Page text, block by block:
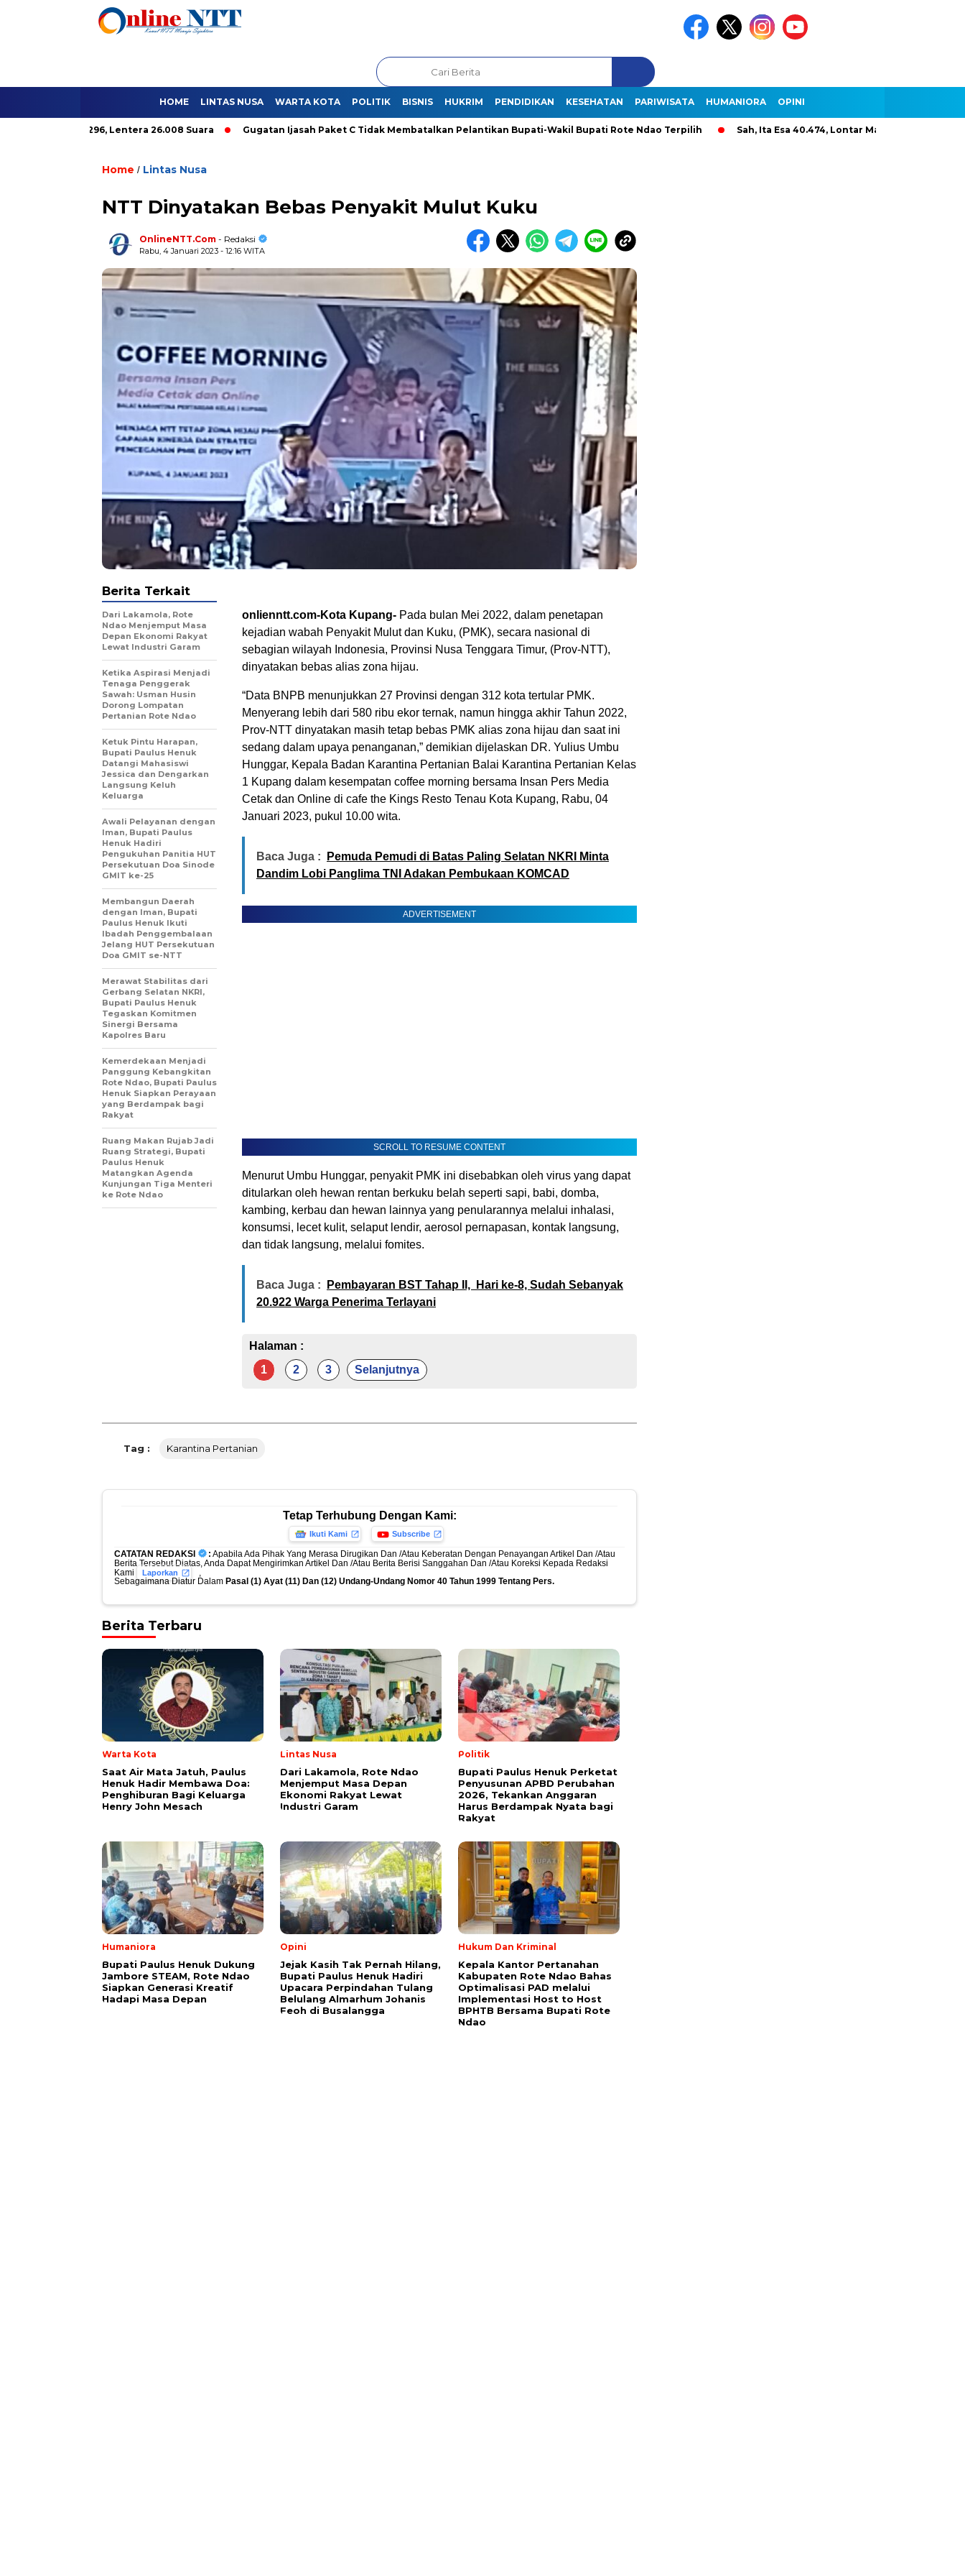
HOME LINTAS NUSA WARTA KOTA POLITIK BISNIS HUKRIM PENDIDIKAN KESEHATAN PARIWISATA HUMANIORA OPINI
Hanya 9.296, Lentera 26.008 Suara Gugatan Ijasah Paket C Tidak Membatalkan Pelantikan Bupati-Wakil Bupati Rote Ndao Terpilih Sah, Ita Esa 40.474, Lontar Malole Hanya 9.296,
Home / Lintas Nusa
NTT Dinyatakan Bebas Penyakit Mulut Kuku
OnlineNTT.Com - Redaksi
Rabu, 4 Januari 2023 - 12:16 WITA
onlienntt.com-Kota Kupang- Pada bulan Mei 2022, dalam penetapan
kejadian wabah Penyakit Mulut dan Kuku, (PMK), secara nasional di
sebagian wilayah Indonesia, Provinsi Nusa Tenggara Timur, (Prov-NTT),
dinyatakan bebas alias zona hijau.
“Data BNPB menunjukkan 27 Provinsi dengan 312 kota tertular PMK.
Menyerang lebih dari 580 ribu ekor ternak, namun hingga akhir Tahun 2022,
Prov-NTT dinyatakan masih tetap bebas PMK alias zona hijau dan saat ini
sedang dalam upaya penanganan,” demikian dijelaskan DR. Yulius Umbu
Hunggar, Kepala Badan Karantina Pertanian Balai Karantina Pertanian Kelas
1 Kupang dalam kesempatan coffee morning bersama Insan Pers Media
Cetak dan Online di cafe the Kings Resto Tenau Kota Kupang, Rabu, 04
Januari 2023, pukul 10.00 wita.
Baca Juga :
Pemuda Pemudi di Batas Paling Selatan NKRI Minta
Dandim Lobi Panglima TNI Adakan Pembukaan KOMCAD
ADVERTISEMENT
SCROLL TO RESUME CONTENT
Menurut Umbu Hunggar, penyakit PMK ini disebabkan oleh virus yang dapat
ditularkan oleh hewan rentan berkuku belah seperti sapi, babi, domba,
kambing, kerbau dan hewan lainnya yang penularannya melalui inhalasi,
konsumsi, lecet kulit, selaput lendir, aerosol pernapasan, kontak langsung,
dan tidak langsung, melalui fomites.
Baca Juga :
Pembayaran BST Tahap II, Hari ke-8, Sudah Sebanyak
20.922 Warga Penerima Terlayani
Halaman :
1
2 3 Selanjutnya
Berita Terkait
Dari Lakamola, Rote
Ndao Menjemput Masa
Depan Ekonomi Rakyat
Lewat Industri Garam
Ketika Aspirasi Menjadi
Tenaga Penggerak
Sawah: Usman Husin
Dorong Lompatan
Pertanian Rote Ndao
Ketuk Pintu Harapan,
Bupati Paulus Henuk
Datangi Mahasiswi
Jessica dan Dengarkan
Langsung Keluh
Keluarga
Awali Pelayanan dengan
Iman, Bupati Paulus
Henuk Hadiri
Pengukuhan Panitia HUT
Persekutuan Doa Sinode
GMIT ke-25
Membangun Daerah
dengan Iman, Bupati
Paulus Henuk Ikuti
Ibadah Penggembalaan
Jelang HUT Persekutuan
Doa GMIT se-NTT
Merawat Stabilitas dari
Gerbang Selatan NKRI,
Bupati Paulus Henuk
Tegaskan Komitmen
Sinergi Bersama
Kapolres Baru
Kemerdekaan Menjadi
Panggung Kebangkitan
Rote Ndao, Bupati Paulus
Henuk Siapkan Perayaan
yang Berdampak bagi
Rakyat
Ruang Makan Rujab Jadi
Ruang Strategi, Bupati
Paulus Henuk
Matangkan Agenda
Kunjungan Tiga Menteri
ke Rote Ndao
Tag : Karantina Pertanian
Tetap Terhubung Dengan Kami:
Ikuti Kami Subscribe
CATATAN REDAKSI : Apabila Ada Pihak Yang Merasa Dirugikan Dan /Atau Keberatan Dengan Penayangan Artikel Dan /Atau
Berita Tersebut Diatas, Anda Dapat Mengirimkan Artikel Dan /Atau Berita Berisi Sanggahan Dan /Atau Koreksi Kepada Redaksi
Kami
Laporkan
Sebagaimana Diatur Dalam Pasal (1) Ayat (11) Dan (12) Undang-Undang Nomor 40 Tahun 1999 Tentang Pers.
Berita Terbaru
Warta Kota
Saat Air Mata Jatuh, Paulus
Henuk Hadir Membawa Doa:
Penghiburan Bagi Keluarga
Henry John Mesach
Lintas Nusa
Dari Lakamola, Rote Ndao
Menjemput Masa Depan
Ekonomi Rakyat Lewat
Industri Garam
Politik
Bupati Paulus Henuk Perketat
Penyusunan APBD Perubahan
2026, Tekankan Anggaran
Harus Berdampak Nyata bagi
Rakyat
Humaniora
Bupati Paulus Henuk Dukung
Jambore STEAM, Rote Ndao
Siapkan Generasi Kreatif
Hadapi Masa Depan
Opini
Jejak Kasih Tak Pernah Hilang,
Bupati Paulus Henuk Hadiri
Upacara Perpindahan Tulang
Belulang Almarhum Johanis
Feoh di Busalangga
Hukum Dan Kriminal
Kepala Kantor Pertanahan
Kabupaten Rote Ndao Bahas
Optimalisasi PAD melalui
Implementasi Host to Host
BPHTB Bersama Bupati Rote
Ndao